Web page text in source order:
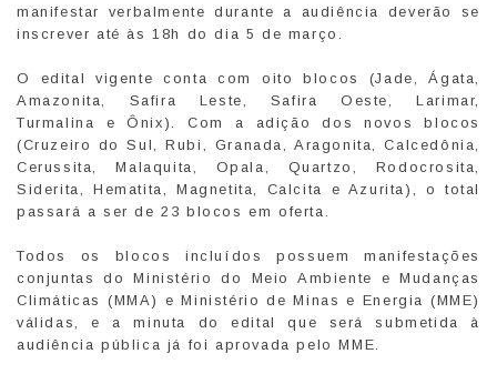
manifestar verbalmente durante a audiência deverão se
inscrever até às 18h do dia 5 de março.
O edital vigente conta com oito blocos (Jade, Ágata,
Amazonita, Safira Leste, Safira Oeste, Larimar,
Turmalina e Ônix). Com a adição dos novos blocos
(Cruzeiro do Sul, Rubi, Granada, Aragonita, Calcedônia,
Cerussita, Malaquita, Opala, Quartzo, Rodocrosita,
Siderita, Hematita, Magnetita, Calcita e Azurita), o total
passará a ser de 23 blocos em oferta.
Todos os blocos incluídos possuem manifestações
conjuntas do Ministério do Meio Ambiente e Mudanças
Climáticas (MMA) e Ministério de Minas e Energia (MME)
válidas, e a minuta do edital que será submetida à
audiência pública já foi aprovada pelo MME.